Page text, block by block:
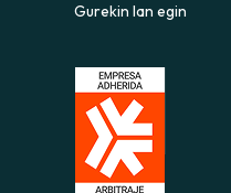
Gurekin lan egin